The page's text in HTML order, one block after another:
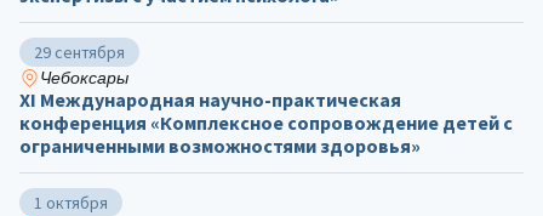
29 сентября
Чебоксары
ХΙ Международная научно-практическая
конференция «Комплексное сопровождение детей с
ограниченными возможностями здоровья»
1 октября